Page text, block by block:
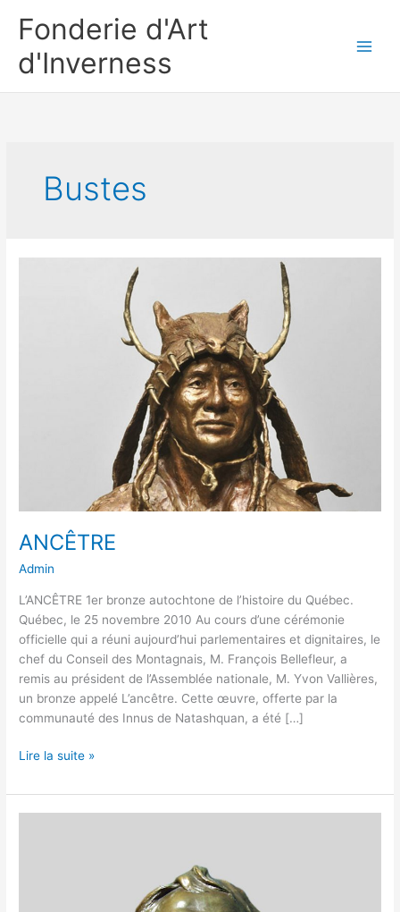
Fonderie d'Art
d'Inverness
Bustes
ANCÊTRE
Admin
L’ANCÊTRE 1er bronze autochtone de l’histoire du Québec.
Québec, le 25 novembre 2010 Au cours d’une cérémonie
officielle qui a réuni aujourd’hui parlementaires et dignitaires, le
chef du Conseil des Montagnais, M. François Bellefleur, a
remis au président de l’Assemblée nationale, M. Yvon Vallières,
un bronze appelé L’ancêtre. Cette œuvre, offerte par la
communauté des Innus de Natashquan, a été […]
Lire la suite »